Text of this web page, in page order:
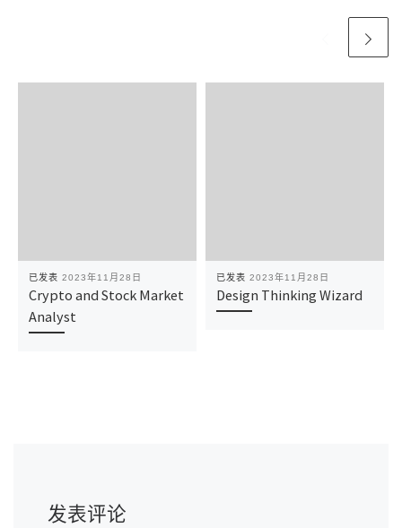
已发表 2023年11月28日
Crypto and Stock Market
Analyst
已发表 2023年11月28日
Design Thinking Wizard
发表评论